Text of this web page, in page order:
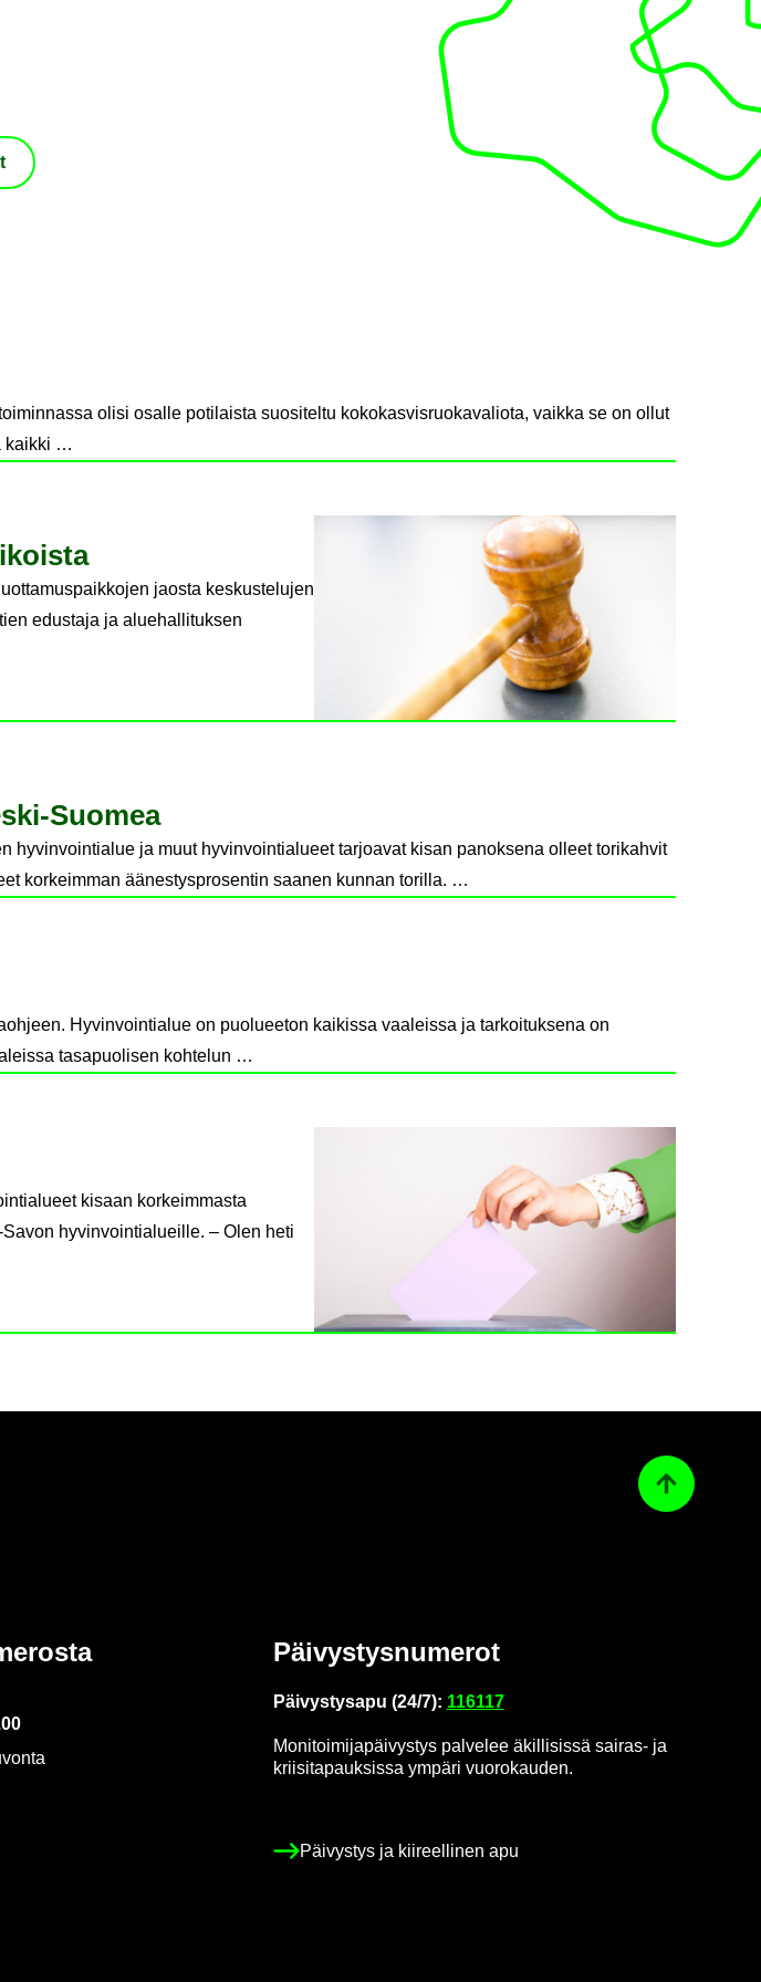
olisi osalle potilaista suositeltu kokokasvisruokavaliota, vaikka se on ollut
kaikki …
jaosta keskustelujen
edustaja ja aluehallituksen
​Suomea
hyvinvointialue ja muut hyvinvointialueet tarjoavat kisan panoksena olleet torikahvit
korkeimman äänestysprosentin saanen kunnan torilla. …
Hyvinvointialue on puolueeton kaikissa vaaleissa ja tarkoituksena on
tasapuolisen kohtelun …
kisaan korkeimmasta
hyvinvointialueille. – Olen heti
Ta­kai­sin ylös
Päi­vys­tys­nu­me­rot
Päi­vys­tys­a­pu (24/7): 116117
Mo­ni­toi­mi­ja­päi­vys­tys pal­ve­lee äkil­li­sis­sä sairas-​ ja
krii­si­ta­pauk­sis­sa ym­pä­ri vuo­ro­kau­den.
Päi­vys­tys ja kii­reel­li­nen apu